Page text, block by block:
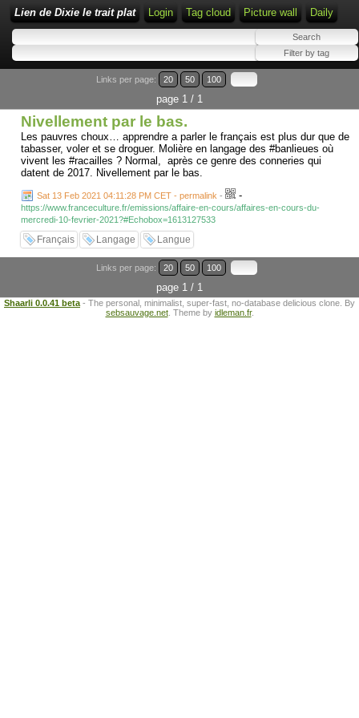
Lien de Dixie le trait plat Login Tag cloud Picture wall Daily
Links per page: 20 50 100
page 1 / 1
Nivellement par le bas.
Les pauvres choux… apprendre a parler le français est plus dur que de
tabasser, voler et se droguer. Molière en langage des #banlieues où
vivent les #racailles ? Normal, après ce genre des conneries qui
datent de 2017. Nivellement par le bas.
Sat 13 Feb 2021 04:11:28 PM CET - permalink - -
https://www.franceculture.fr/emissions/affaire-en-cours/affaires-en-cours-du-
mercredi-10-fevrier-2021?#Echobox=1613127533
Français Langage Langue
Links per page: 20 50 100
page 1 / 1
Shaarli 0.0.41 beta - The personal, minimalist, super-fast, no-database delicious clone. By
sebsauvage.net. Theme by idleman.fr.